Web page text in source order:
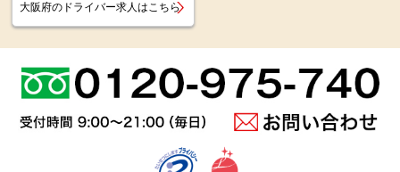
大阪府のドライバー求人はこちら